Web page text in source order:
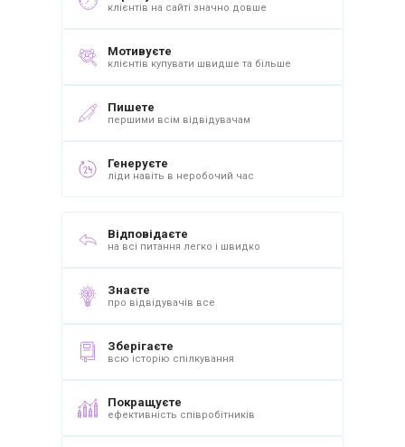
клієнтів на сайті значно довше
Мотивуєте
клієнтів купувати швидше та більше
Пишете
першими всім відвідувачам
Генеруєте
ліди навіть в неробочий час
Відповідаєте
на всі питання легко і швидко
Знаєте
про відвідувачів все
Зберігаєте
всю історію спілкування
Покращуєте
ефективність співробітників